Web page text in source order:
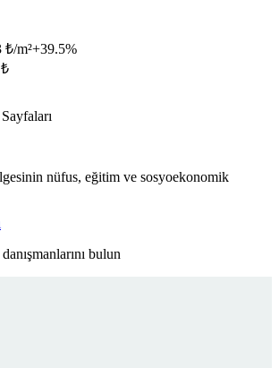
₺/m²+39.5%
nüfus, eğitim ve sosyoekonomik
bulun